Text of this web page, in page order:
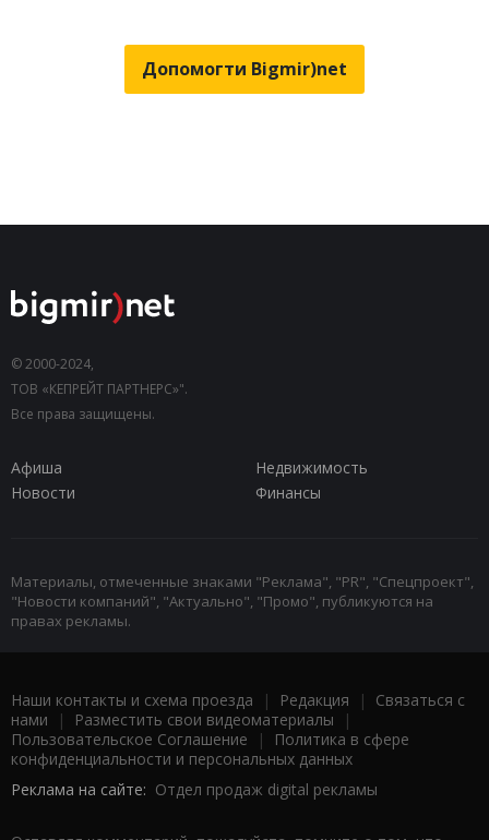
Допомогти Bigmir)net
© 2000-2024,
ТОВ «КЕПРЕЙТ ПАРТНЕРС»".
Все права защищены.
Афиша
Недвижимость
Новости
Финансы
Материалы, отмеченные знаками "Реклама", "PR", "Спецпроект",
"Новости компаний", "Актуально", "Промо", публикуются на
правах рекламы.
Наши контакты и схема проезда | Редакция | Связаться с
нами | Разместить свои видеоматериалы |
Пользовательское Соглашение |
Политика в сфере
конфиденциальности и персональных данных
Реклама на сайте: Отдел продаж digital рекламы